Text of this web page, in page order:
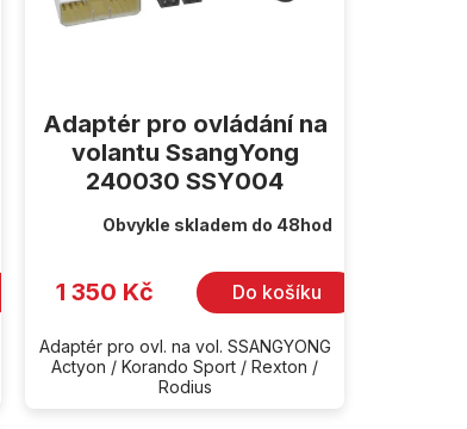
Adaptér pro ovládání na
volantu SsangYong
240030 SSY004
Obvykle skladem do 48hod
1 350 Kč Do košíku
Adaptér pro ovl. na vol. SSANGYONG
Actyon / Korando Sport / Rexton /
Rodius